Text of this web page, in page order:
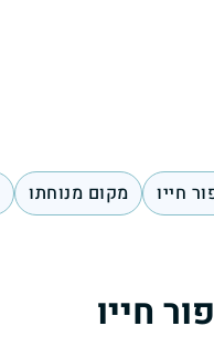
חייו מקום מנוחתו
חייו